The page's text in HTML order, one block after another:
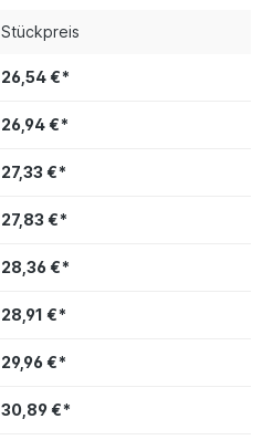
Stückpreis
30,89 €*
29,96 €*
28,91 €*
28,36 €*
27,83 €*
27,33 €*
26,94 €*
26,54 €*